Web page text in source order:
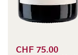
CHF 75.00